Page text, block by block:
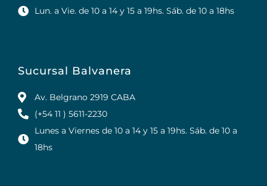
Lun. a Vie. de 10 a 14 y 15 a 19hs. Sáb. de 10 a 18hs
Sucursal Balvanera
Av. Belgrano 2919 CABA
(+54 11 ) 5611-2230
Lunes a Viernes de 10 a 14 y 15 a 19hs. Sáb. de 10 a
18hs